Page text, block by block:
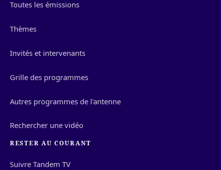
Toutes les émissions
Thèmes
Invités et intervenants
Grille des programmes
Autres programmes de l'antenne
Rechercher une vidéo
RESTER AU COURANT
Suivre Tandem TV